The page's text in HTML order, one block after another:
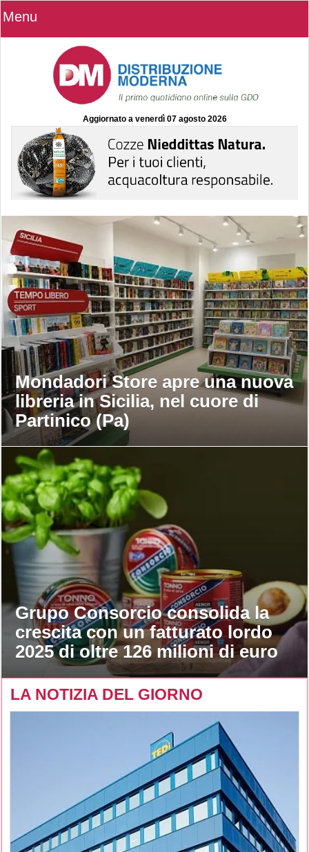
Menu
Aggiornato a venerdì 07 agosto 2026
Mondadori Store apre una nuova
libreria in Sicilia, nel cuore di
Partinico (Pa)
Grupo Consorcio consolida la
crescita con un fatturato lordo
2025 di oltre 126 milioni di euro
LA NOTIZIA DEL GIORNO